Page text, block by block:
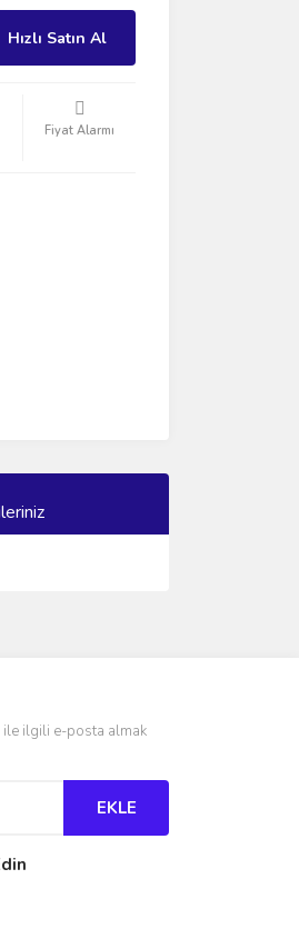
Hızlı Satın Al
Fiyat Alarmı
ile ilgili e-posta almak
EKLE